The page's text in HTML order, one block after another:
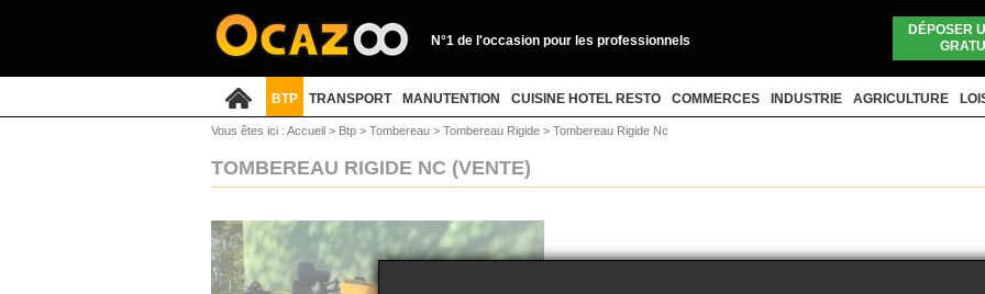
N°1 de l'occasion pour les professionnels
DÉPOSER
BTP TRANSPORT MANUTENTION CUISINE HOTEL RESTO COMMERCES INDUSTRIE AGRICULTURE
Vous êtes ici : Accueil > Btp > Tombereau > Tombereau Rigide > Tombereau Rigide Nc
TOMBEREAU RIGIDE NC (VENTE)